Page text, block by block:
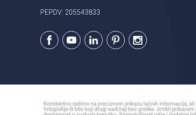
PEPDV: 205543833